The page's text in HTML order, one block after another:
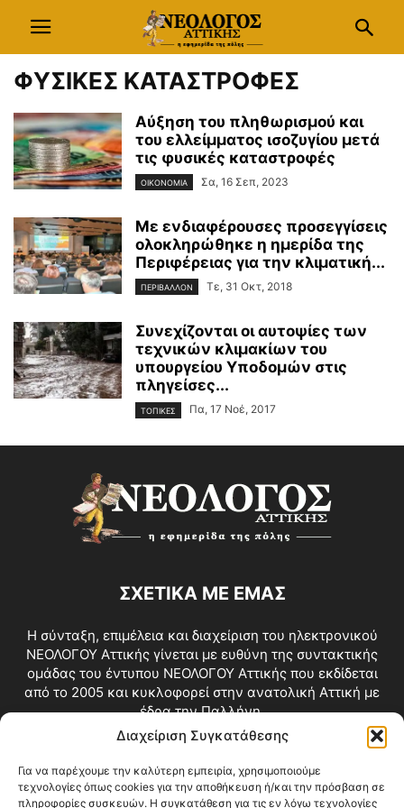
Διαχείριση Συγκατάθεσης
Για να παρέχουμε την καλύτερη εμπειρία, χρησιμοποιούμε
τεχνολογίες όπως cookies για την αποθήκευση ή/και την πρόσβαση σε
πληροφορίες συσκευών. Η συγκατάθεση για τις εν λόγω τεχνολογίες
ΦΥΣΙΚΕΣ ΚΑΤΑΣΤΡΟΦΕΣ
Αύξηση του πληθωρισμού και
του ελλείμματος ισοζυγίου μετά
τις φυσικές καταστροφές
ΟΙΚΟΝΟΜΙΑ Σα, 16 Σεπ, 2023
Με ενδιαφέρουσες προσεγγίσεις
ολοκληρώθηκε η ημερίδα της
Περιφέρειας για την κλιματική...
ΠΕΡΙΒΑΛΛΟΝ Τε, 31 Οκτ, 2018
Συνεχίζονται οι αυτοψίες των
τεχνικών κλιμακίων του
υπoυργείου Υποδομών στις
πληγείσες...
ΤΟΠΙΚΕΣ Πα, 17 Νοέ, 2017
ΣΧΕΤΙΚΑ ΜΕ ΕΜΑΣ
Η σύνταξη, επιμέλεια και διαχείριση του ηλεκτρονικού
ΝΕΟΛΟΓΟΥ Αττικής γίνεται με ευθύνη της συντακτικής
ομάδας του έντυπου ΝΕΟΛΟΓΟΥ Αττικής που εκδίδεται
από το 2005 και κυκλοφορεί στην ανατολική Αττική με
έδρα την Παλλήνη.
Επικοινωνία:info@neologosattikis.gr
ΑΚΟΛΟΥΘΗΣΕ ΜΑΣ